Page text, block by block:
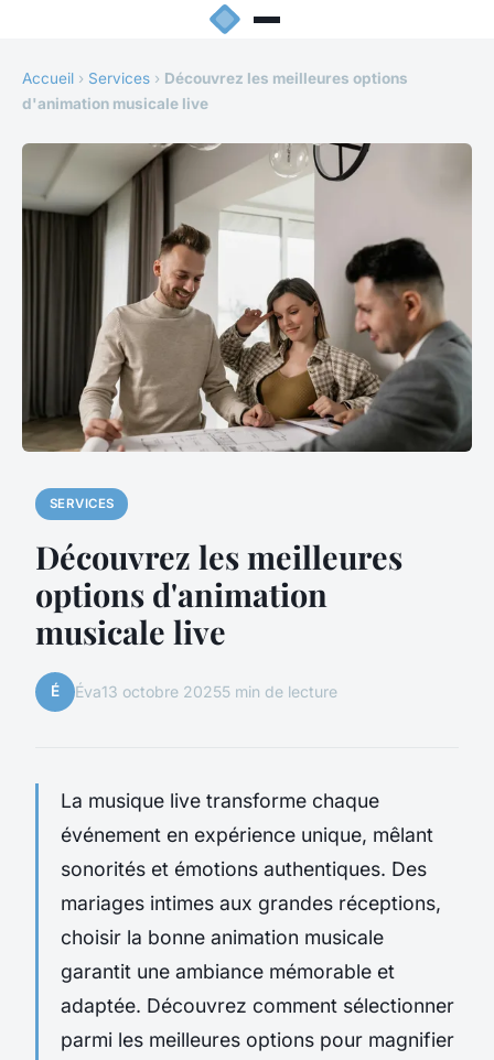
Accueil › Services › Découvrez les meilleures options
d'animation musicale live
SERVICES
Découvrez les meilleures
options d'animation
musicale live
É Éva13 octobre 20255 min de lecture
La musique live transforme chaque
événement en expérience unique, mêlant
sonorités et émotions authentiques. Des
mariages intimes aux grandes réceptions,
choisir la bonne animation musicale
garantit une ambiance mémorable et
adaptée. Découvrez comment sélectionner
parmi les meilleures options pour magnifier